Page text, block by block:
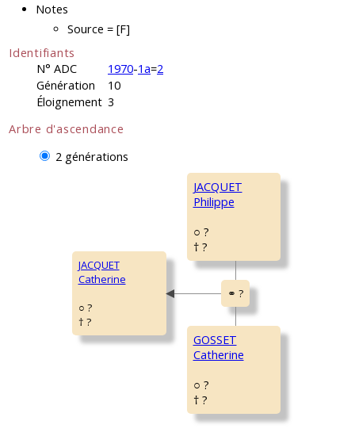
Notes
Source = [F]
Identifiants
N° ADC
1970-1a=2
Génération
10
Éloignement 3
Arbre d'ascendance
2 générations
JACQUET
Catherine
○ ?
† ?
JACQUET
Philippe
○ ?
† ?
GOSSET
Catherine
○ ?
† ?